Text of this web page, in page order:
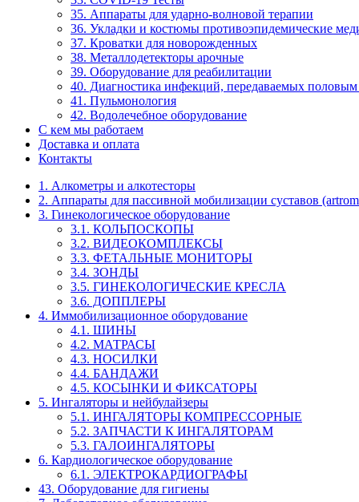
35. Аппараты для ударно-волновой терапии
36. Укладки и костюмы противоэпидемические
37. Кроватки для новорожденных
38. Металлодетекторы арочные
39. Оборудование для реабилитации
40. Диагностика инфекций, передаваемых
41. Пульмонология
42. Водолечебное оборудование
С кем мы работаем
Доставка и оплата
Контакты
1. Алкометры и алкотесторы
2. Аппараты для пассивной мобилизации суставов
3. Гинекологическое оборудование
3.1. КОЛЬПОСКОПЫ
3.2. ВИДЕОКОМПЛЕКСЫ
3.3. ФЕТАЛЬНЫЕ МОНИТОРЫ
3.4. ЗОНДЫ
3.5. ГИНЕКОЛОГИЧЕСКИЕ КРЕСЛА
3.6. ДОППЛЕРЫ
4. Иммобилизационное оборудование
4.1. ШИНЫ
4.2. МАТРАСЫ
4.3. НОСИЛКИ
4.4. БАНДАЖИ
4.5. КОСЫНКИ И ФИКСАТОРЫ
5. Ингаляторы и нейбулайзеры
5.1. ИНГАЛЯТОРЫ КОМПРЕССОРНЫЕ
5.2. ЗАПЧАСТИ К ИНГАЛЯТОРАМ
5.3. ГАЛОИНГАЛЯТОРЫ
6. Кардиологическое оборудование
6.1. ЭЛЕКТРОКАРДИОГРАФЫ
43. Оборудование для гигиены